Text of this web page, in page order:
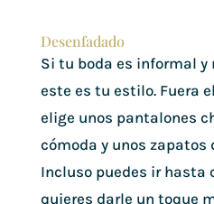
Desenfadado
Si tu boda es informal
este es tu estilo. Fuera
elige unos pantalones
cómoda y unos zapatos
Incluso puedes ir hasta
quieres darle un toque